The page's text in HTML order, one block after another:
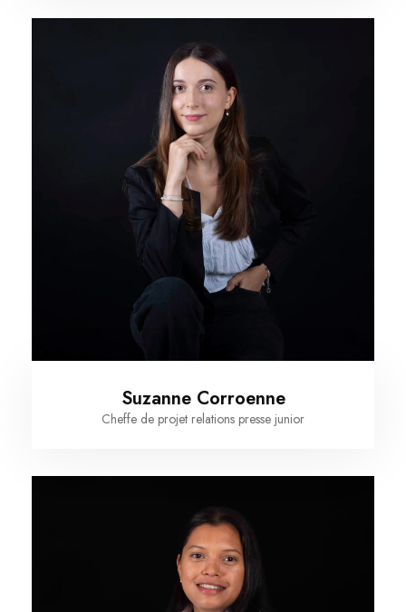
Suzanne Corroenne
Cheffe de projet relations presse junior